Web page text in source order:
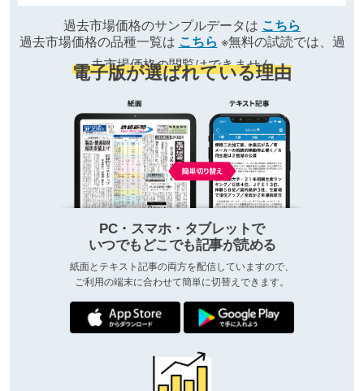
過去市場価格のサンプルデータは こちら
過去市場価格の品種一覧は こちら ※無料の試読では、過
去市場価格の閲覧はできません
電子版が選ばれている理由
PC・スマホ・タブレットで
いつでもどこでも記事が読める
紙面とテキスト記事の両方を配信していますので、
ご利用の端末に合わせて簡単に切替えできます。